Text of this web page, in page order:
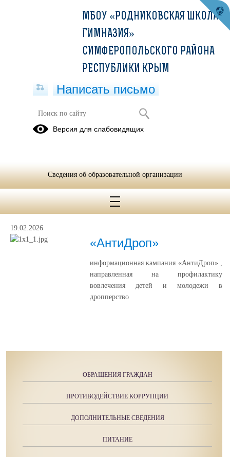
Финансовая грамотность
2024/2025
Акция
патруль"
19.02.2026
«АнтиДроп»
информационная кампания «АнтиДроп» ,
направленная на профилактику
вовлечения детей и молодежи в
дропперство
ОБРАЩЕНИЯ ГРАЖДАН
ПРОТИВОДЕЙСТВИЕ КОРРУПЦИИ
ДОПОЛНИТЕЛЬНЫЕ СВЕДЕНИЯ
ПИТАНИЕ
МБОУ «РОДНИКОВСКАЯ ШКОЛА-
ГИМНАЗИЯ»
СИМФЕРОПОЛЬСКОГО РАЙОНА
РЕСПУБЛИКИ КРЫМ
Написать письмо
Версия для слабовидящих
Сведения об образовательной организации